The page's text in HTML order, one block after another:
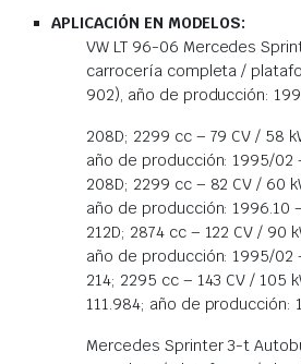
APLICACIÓN EN MODELOS:
VW LT 96-06 Mercedes
carrocería completa /
902), año de producción:
208D; 2299 cc – 79 CV / 58
año de producción: 1995/02
208D; 2299 cc – 82 CV / 60
año de producción: 1996.10
212D; 2874 cc – 122 CV / 90
año de producción: 1995/02
214; 2295 cc – 143 CV / 105
111.984; año de
Mercedes Sprinter 3-t